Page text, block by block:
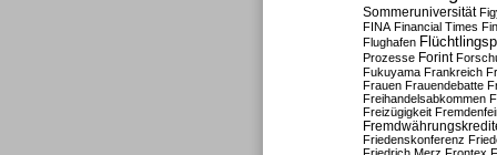
Sommeruniversität
FINA Financial Times
Flughafen
Prozesse Forint
Fukuyama Frankreich
Frauen Frauendebatte
Freihandelsabkommen
Freizügigkeit
Friedenskonferenz